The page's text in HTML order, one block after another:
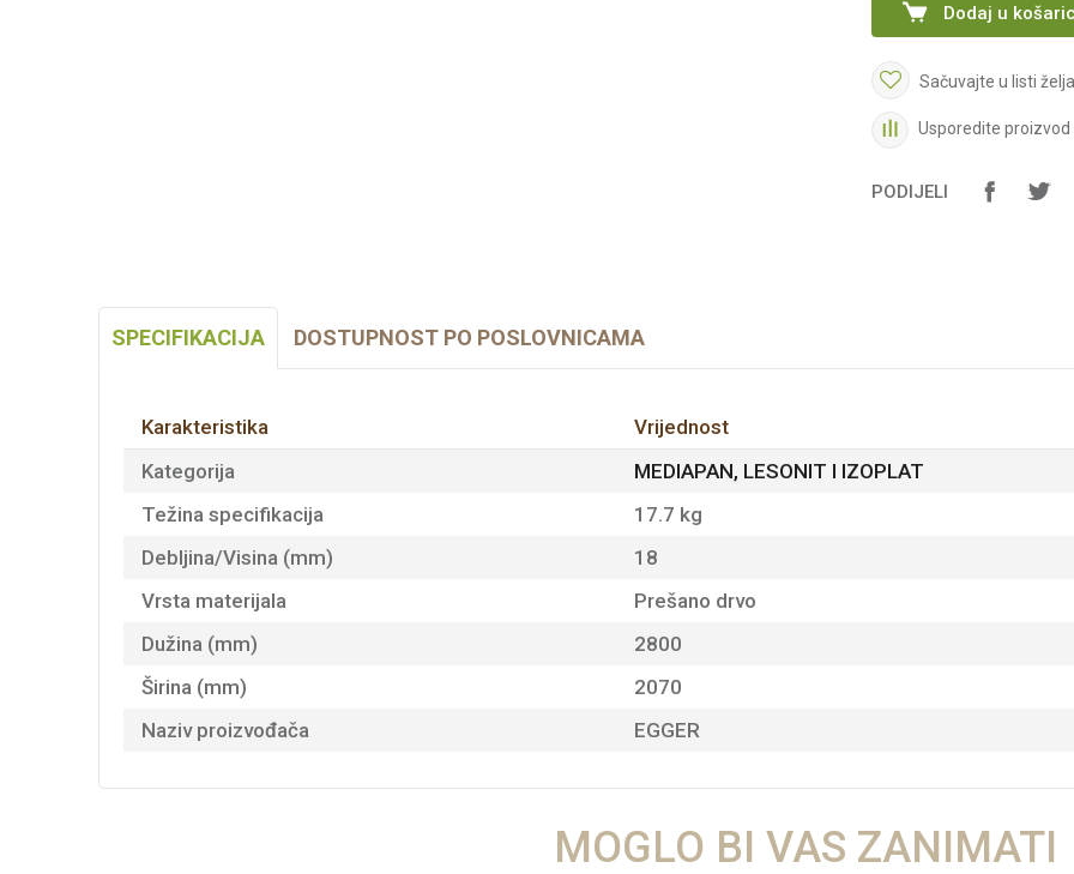
Dodaj u
Sačuvajte u listi želja
Usporedite proizvod
PODIJELI
SPECIFIKACIJA DOSTUPNOST PO POSLOVNICAMA
Karakteristika
Vrijednost
Kategorija
MEDIAPAN, LESONIT I IZOPLAT
Težina specifikacija
17.7 kg
Debljina/Visina (mm)
18
Vrsta materijala
Prešano drvo
Dužina (mm)
2800
Širina (mm)
2070
Naziv proizvođača
EGGER
MOGLO BI VAS ZANIMATI